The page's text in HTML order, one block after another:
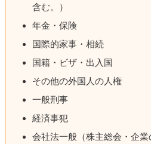
含む。）
年金・保険
国際的家事・相続
国籍・ビザ・出入国
その他の外国人の人権
一般刑事
経済事犯
会社法一般（株主総会・企業